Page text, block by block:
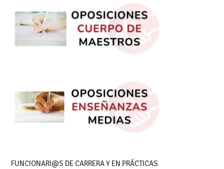
FUNCIONARI@S DE CARRERA Y EN PRÁCTICAS